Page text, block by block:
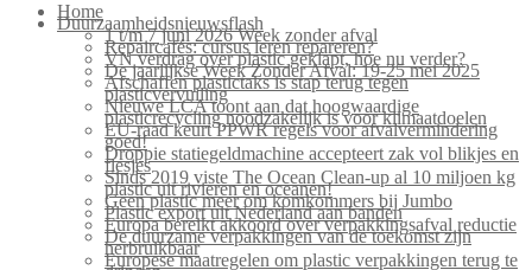
Home
Duurzaamheidsnieuwsflash
1 t/m 7 juni 2026 Week zonder afval
Repaircafés: cursus leren repareren?
VN verdrag over plastic geklapt, hoe nu verder?
De jaarlijkse Week Zonder Afval: 19-25 mei 2025
Afschaffen plastictaks is stap terug tegen
plasticvervuiling
Nieuwe LCA toont aan dat hoogwaardige
plasticrecycling noodzakelijk is voor klimaatdoelen
EU-raad keurt PPWR regels voor afvalvermindering
goed!
Droppie statiegeldmachine accepteert zak vol blikjes en
flesjes
Sinds 2019 viste The Ocean Clean-up al 10 miljoen kg
plastic uit rivieren en oceanen!
Geen plastic meer om komkommers bij Jumbo
Plastic export uit Nederland aan banden
Europa bereikt akkoord over verpakkingsafval reductie
De duurzame verpakkingen van de toekomst zijn
herbruikbaar
Europese maatregelen om plastic verpakkingen terug te